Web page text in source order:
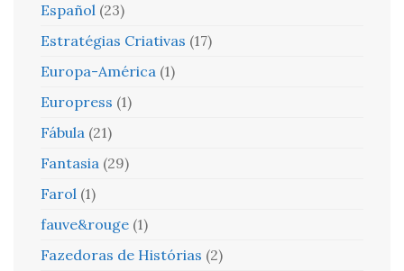
Español (23)
Estratégias Criativas (17)
Europa-América (1)
Europress (1)
Fábula (21)
Fantasia (29)
Farol (1)
fauve&rouge (1)
Fazedoras de Histórias (2)